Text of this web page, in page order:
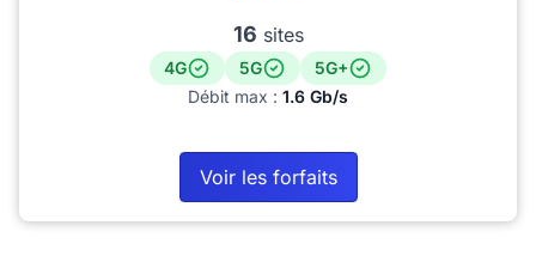
16 sites
4G 5G
5G+
Débit max : 1.6 Gb/s
Voir les forfaits